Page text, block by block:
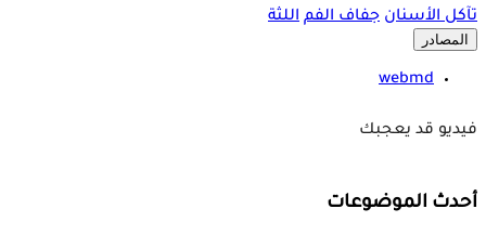
تآكل الأسنان جفاف الفم اللثة
المصادر
webmd
فيديو قد يعجبك
أحدث الموضوعات